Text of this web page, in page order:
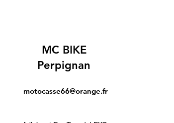
MC BIKE
Perpignan
motocasse66@orange.fr